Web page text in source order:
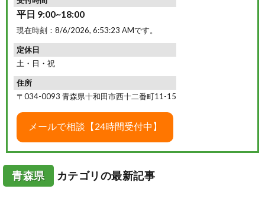
平日 9:00~18:00
現在時刻： 8/6/2026, 6:53:24 AMです。
定休日
土・日・祝
住所
〒034-0093 青森県十和田市西十二番町11-15
青森県 カテゴリの最新記事